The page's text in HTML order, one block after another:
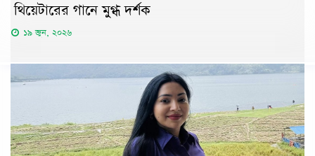
থিয়েটারের গানে মুগ্ধ দর্শক
১৯ জুন, ২০২৬